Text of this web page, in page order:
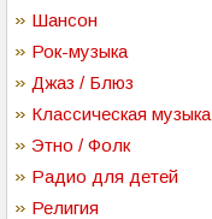
Шансон
Рок-музыка
Джаз / Блюз
Классическая музыка
Этно / Фолк
Радио для детей
Религия